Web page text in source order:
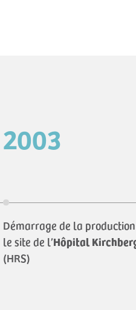
2003
Démarrage de la
le site de l’Hôpital
(HRS)